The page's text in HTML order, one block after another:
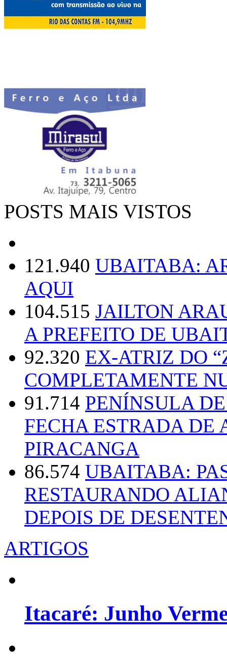
POSTS MAIS VISTOS
121.940 UBAITABA:
AQUI
104.515 JAILTON
A PREFEITO DE
92.320 EX-ATRIZ DO
COMPLETAMENTE
91.714 PENÍNSULA
FECHA ESTRADA DE
PIRACANGA
86.574 UBAITABA:
RESTAURANDO
DEPOIS DE
ARTIGOS
Itacaré: Junho